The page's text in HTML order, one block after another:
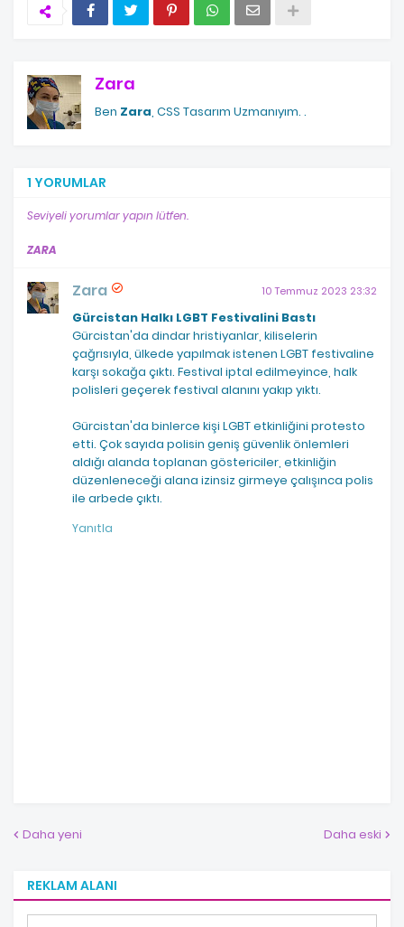
Zara
Ben Zara, CSS Tasarım Uzmanıyım. .
1 YORUMLAR
Seviyeli yorumlar yapın lütfen.
ZARA
Zara 10 Temmuz 2023 23:32
Gürcistan Halkı LGBT Festivalini Bastı
Gürcistan'da dindar hristiyanlar, kiliselerin
çağrısıyla, ülkede yapılmak istenen LGBT festivaline
karşı sokağa çıktı. Festival iptal edilmeyince, halk
polisleri geçerek festival alanını yakıp yıktı.
Gürcistan'da binlerce kişi LGBT etkinliğini protesto
etti. Çok sayıda polisin geniş güvenlik önlemleri
aldığı alanda toplanan göstericiler, etkinliğin
düzenleneceği alana izinsiz girmeye çalışınca polis
ile arbede çıktı.
Yanıtla
Daha yeni Daha eski
REKLAM ALANI